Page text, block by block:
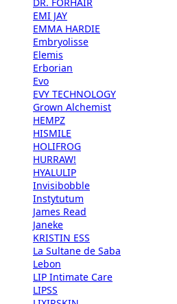
EMI JAY
EMMA HARDIE
Embryolisse
Elemis
Erborian
Evo
EVY TECHNOLOGY
Grown Alchemist
HEMPZ
HISMILE
HOLIFROG
HURRAW!
HYALULIP
Invisibobble
Instytutum
James Read
Janeke
KRISTIN ESS
La Sultane de Saba
Lebon
LIP Intimate Care
LIPSS